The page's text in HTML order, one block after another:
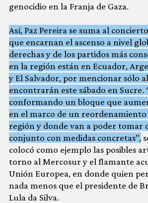
genocidio en la Franja de Gaza.
Así, Paz Pereira se suma al
que encarnan el ascenso a nivel
derechas y de los partidos más
en la región están en Ecuador,
y El Salvador, por mencionar sólo
encontrarán este sábado en Sucre.
conformando un bloque que
en el marco de un reordenamiento
región y donde van a poder tomar
conjunto con medidas concretas”,
colocó como ejemplo las posibles
torno al Mercosur y el flamante
Unión Europea, en donde quien
nada menos que el presidente de
Lula da Silva.